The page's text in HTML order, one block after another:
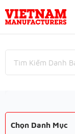
Chọn Danh Mục